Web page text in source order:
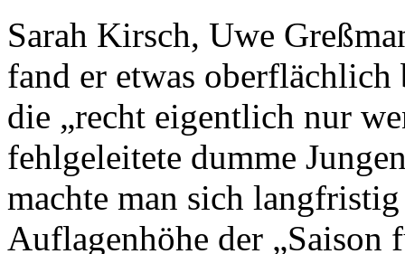
Sarah Kirsch, Uwe
fand er etwas
die „recht eigentlich nur
fehlgeleitete dumme
machte man sich
Auflagenhöhe der